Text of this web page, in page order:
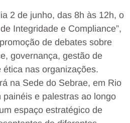
2 de junho, das 8h às 12h, o
Integridade e Compliance”,
de debates sobre
governança, gestão de
nas organizações.
na Sede do Sebrae, em Rio
e palestras ao longo
espaço estratégico de